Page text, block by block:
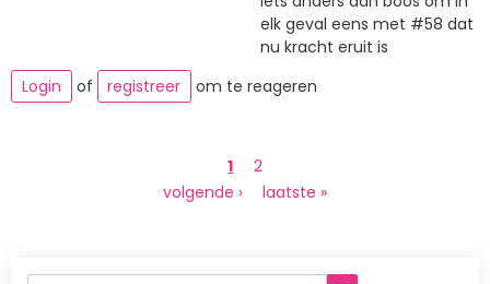
elk geval eens met #58 dat
nu kracht eruit is
Login
of registreer om te reageren
Huidige
pagina
1 Page
2
Volgende
volgende ›
Laatste
laatste »